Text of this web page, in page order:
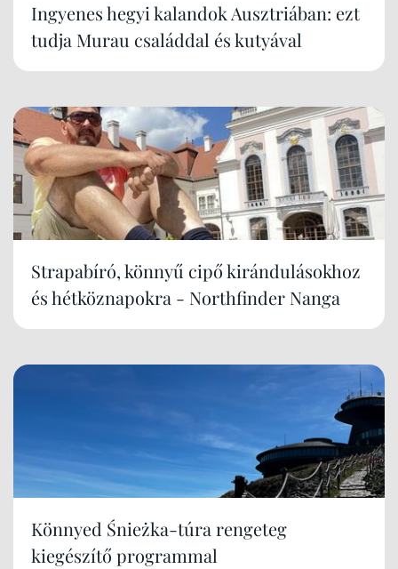
Ingyenes hegyi kalandok Ausztriában: ezt
tudja Murau családdal és kutyával
Strapabíró, könnyű cipő kirándulásokhoz
és hétköznapokra - Northfinder Nanga
Könnyed Śnieżka-túra rengeteg
kiegészítő programmal